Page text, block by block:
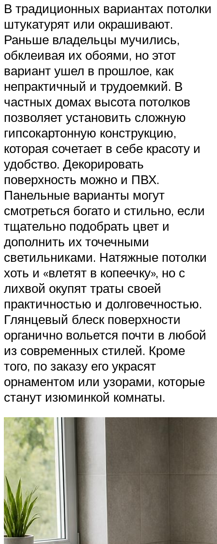
В традиционных вариантах потолки
штукатурят или окрашивают.
Раньше владельцы мучились,
обклеивая их обоями, но этот
вариант ушел в прошлое, как
непрактичный и трудоемкий. В
частных домах высота потолков
позволяет установить сложную
гипсокартонную конструкцию,
которая сочетает в себе красоту и
удобство. Декорировать
поверхность можно и ПВХ.
Панельные варианты могут
смотреться богато и стильно, если
тщательно подобрать цвет и
дополнить их точечными
светильниками. Натяжные потолки
хоть и «влетят в копеечку», но с
лихвой окупят траты своей
практичностью и долговечностью.
Глянцевый блеск поверхности
органично вольется почти в любой
из современных стилей. Кроме
того, по заказу его украсят
орнаментом или узорами, которые
станут изюминкой комнаты.